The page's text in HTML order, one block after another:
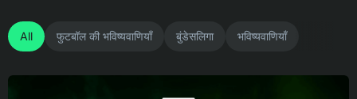
All फुटबॉल की भविष्यवाणियाँ बुंडेसलिगा भविष्यवाणियाँ